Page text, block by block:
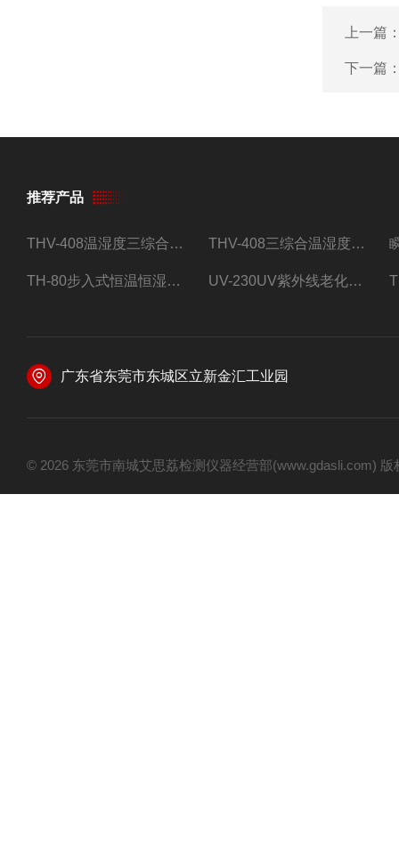
上一篇
下一篇
推荐产品
THV-408温湿度三综合试验箱 THV-408三综合温湿度振动试验箱
TH-80步入式恒温恒湿试验房 UV-230UV紫外线老化试验箱
广东省东莞市东城区立新金汇工业园
© 2026 东莞市南城艾思荔检测仪器经营部(www.gdasli.com)